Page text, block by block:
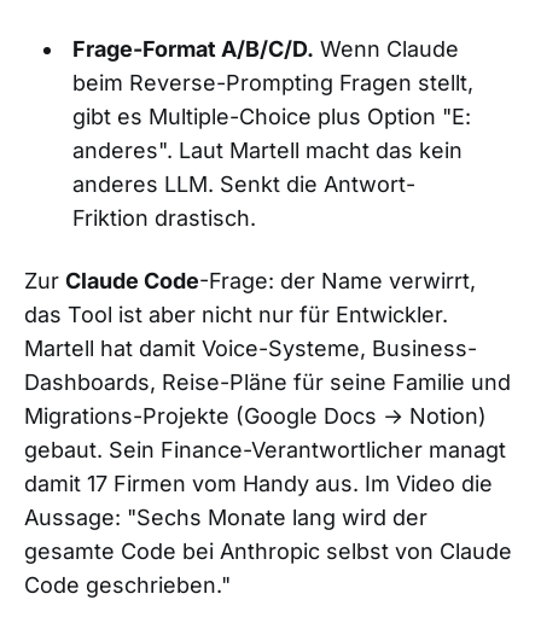
Frage-Format A/B/C/D. Wenn Claude
beim Reverse-Prompting Fragen stellt,
gibt es Multiple-Choice plus Option "E:
anderes". Laut Martell macht das kein
anderes LLM. Senkt die Antwort-
Friktion drastisch.
Zur Claude Code-Frage: der Name verwirrt,
das Tool ist aber nicht nur für Entwickler.
Martell hat damit Voice-Systeme, Business-
Dashboards, Reise-Pläne für seine Familie und
Migrations-Projekte (Google Docs → Notion)
gebaut. Sein Finance-Verantwortlicher managt
damit 17 Firmen vom Handy aus. Im Video die
Aussage: "Sechs Monate lang wird der
gesamte Code bei Anthropic selbst von Claude
Code geschrieben."